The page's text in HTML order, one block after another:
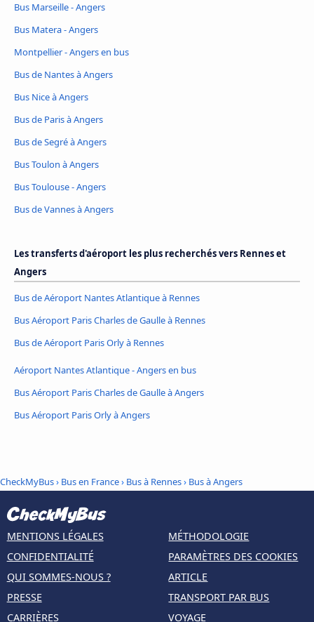
Bus Marseille - Angers
Bus Matera - Angers
Montpellier - Angers en bus
Bus de Nantes à Angers
Bus Nice à Angers
Bus de Paris à Angers
Bus de Segré à Angers
Bus Toulon à Angers
Bus Toulouse - Angers
Bus de Vannes à Angers
Les transferts d'aéroport les plus recherchés vers Rennes et
Angers
Bus de Aéroport Nantes Atlantique à Rennes
Bus Aéroport Paris Charles de Gaulle à Rennes
Bus de Aéroport Paris Orly à Rennes
Aéroport Nantes Atlantique - Angers en bus
Bus Aéroport Paris Charles de Gaulle à Angers
Bus Aéroport Paris Orly à Angers
CheckMyBus› Bus en France› Bus à Rennes› Bus à Angers
MENTIONS LÉGALES
CONFIDENTIALITÉ
QUI SOMMES-NOUS ?
PRESSE
CARRIÈRES
MÉTHODOLOGIE
PARAMÈTRES DES COOKIES
ARTICLE
TRANSPORT PAR BUS
VOYAGE